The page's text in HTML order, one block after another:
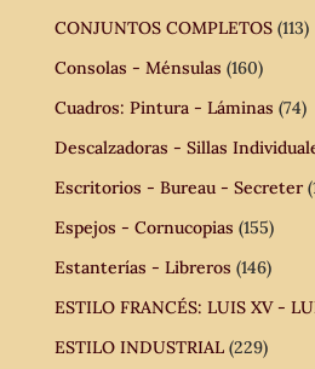
CONJUNTOS COMPLETOS (113)
Consolas - Ménsulas (160)
Cuadros: Pintura - Láminas (74)
Descalzadoras - Sillas
Escritorios - Bureau - Secreter
Espejos - Cornucopias (155)
Estanterías - Libreros (146)
ESTILO FRANCÉS: LUIS XV -
ESTILO INDUSTRIAL (229)